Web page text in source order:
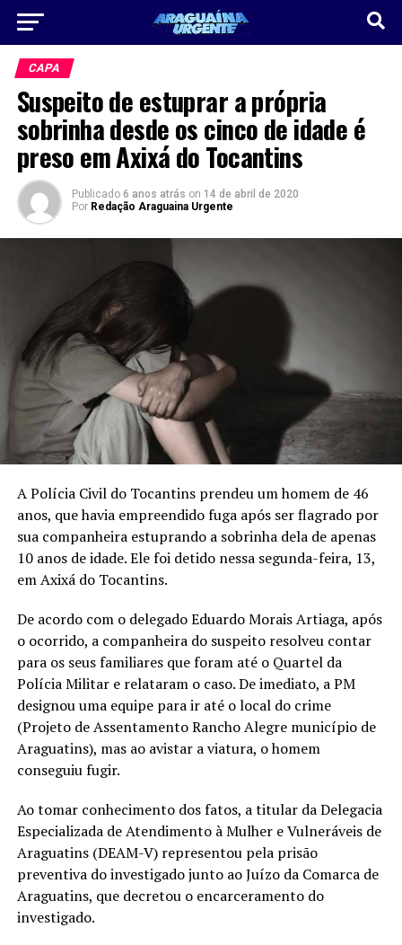
CAPA
Suspeito de estuprar a própria
sobrinha desde os cinco de idade é
preso em Axixá do Tocantins
Publicado 6 anos atrás on 14 de abril de 2020
Por Redação Araguaina Urgente
A Polícia Civil do Tocantins prendeu um homem de 46
anos, que havia empreendido fuga após ser flagrado por
sua companheira estuprando a sobrinha dela de apenas
10 anos de idade. Ele foi detido nessa segunda-feira, 13,
em Axixá do Tocantins.
De acordo com o delegado Eduardo Morais Artiaga, após
o ocorrido, a companheira do suspeito resolveu contar
para os seus familiares que foram até o Quartel da
Polícia Militar e relataram o caso. De imediato, a PM
designou uma equipe para ir até o local do crime
(Projeto de Assentamento Rancho Alegre município de
Araguatins), mas ao avistar a viatura, o homem
conseguiu fugir.
Ao tomar conhecimento dos fatos, a titular da Delegacia
Especializada de Atendimento à Mulher e Vulneráveis de
Araguatins (DEAM-V) representou pela prisão
preventiva do investigado junto ao Juízo da Comarca de
Araguatins, que decretou o encarceramento do
investigado.